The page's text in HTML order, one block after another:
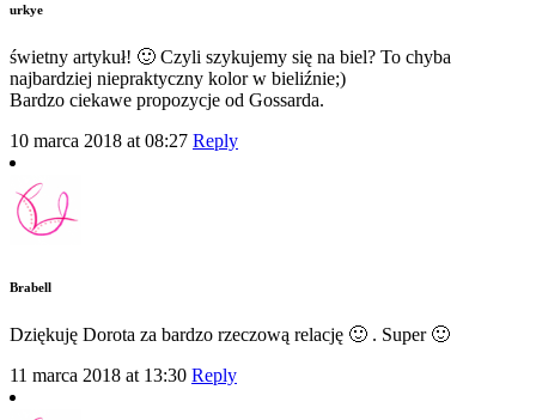
urkye
świetny artykuł! 🙂 Czyli szykujemy się na biel? To chyba
najbardziej niepraktyczny kolor w bieliźnie;)
Bardzo ciekawe propozycje od Gossarda.
10 marca 2018 at 08:27 Reply
Brabell
Dziękuję Dorota za bardzo rzeczową relację 🙂 . Super 🙂
11 marca 2018 at 13:30 Reply